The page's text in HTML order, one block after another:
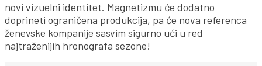
novi vizuelni identitet. Magnetizmu će dodatno
doprineti ograničena produkcija, pa će nova referenca
ženevske kompanije sasvim sigurno ući u red
najtraženijih hronografa sezone!